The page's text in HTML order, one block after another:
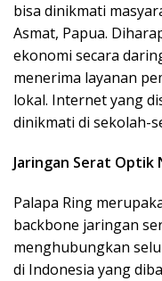
bisa dinikmati
Asmat, Papua.
ekonomi secara
menerima layanan
lokal. Internet yang
dinikmati di sekolah-
Jaringan Serat Optik
Palapa Ring
backbone jaringan
menghubungkan
di Indonesia yang